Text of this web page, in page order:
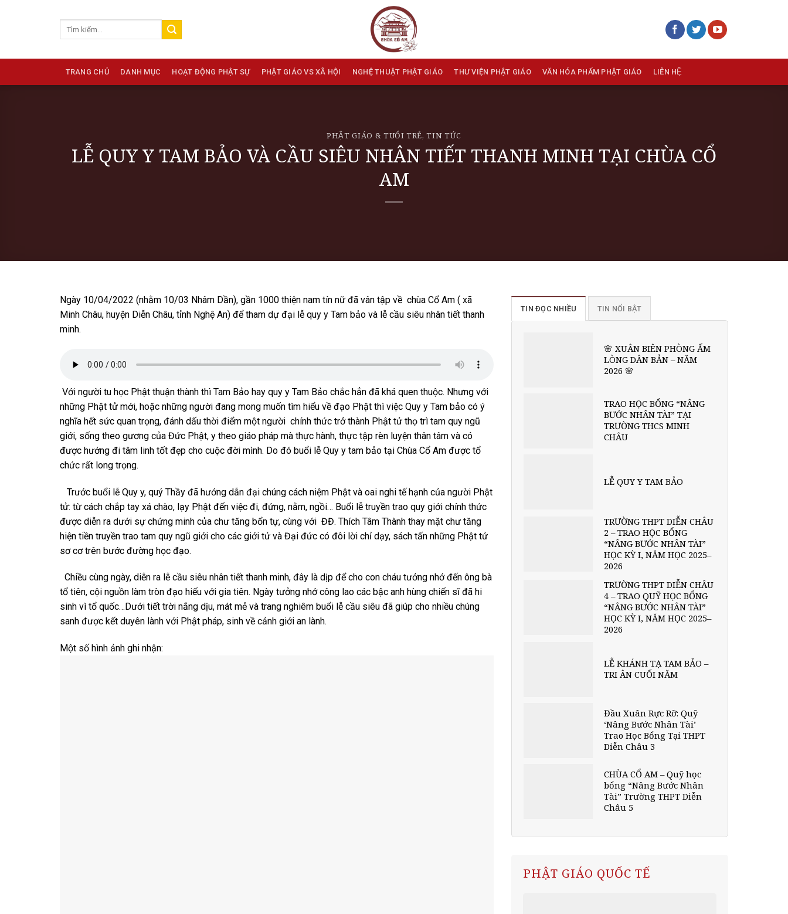
TRANG CHỦ DANH MỤC HOẠT ĐỘNG PHẬT SỰ PHẬT GIÁO VS XÃ HỘI NGHỆ THUẬT PHẬT GIÁO THƯ VIỆN PHẬT GIÁO VĂN HÓA PHẨM PHẬT GIÁO LIÊN HỆ
PHẬT GIÁO & TUỔI TRẺ,TIN TỨC
LỄ QUY Y TAM BẢO VÀ CẦU SIÊU NHÂN TIẾT THANH MINH TẠI CHÙA CỔ
AM
Ngày 10/04/2022 (nhằm 10/03 Nhâm Dần), gần 1000 thiện nam tín nữ đã vân tập về chùa Cổ Am ( xã
Minh Châu, huyện Diễn Châu, tỉnh Nghệ An) để tham dự đại lễ quy y Tam bảo và lễ cầu siêu nhân tiết thanh
minh.
Với người tu học Phật thuận thành thì Tam Bảo hay quy y Tam Bảo chắc hẳn đã khá quen thuộc. Nhưng với
những Phật tử mới, hoặc những người đang mong muốn tìm hiểu về đạo Phật thì việc Quy y Tam bảo có ý
nghĩa hết sức quan trọng, đánh dấu thời điểm một người chính thức trở thành Phật tử thọ trì tam quy ngũ
giới, sống theo gương của Đức Phật, y theo giáo pháp mà thực hành, thực tập rèn luyện thân tâm và có
được hướng đi tâm linh tốt đẹp cho cuộc đời mình. Do đó buổi lễ Quy y tam bảo tại Chùa Cổ Am được tổ
chức rất long trọng.
Trước buổi lễ Quy y, quý Thầy đã hướng dẫn đại chúng cách niệm Phật và oai nghi tế hạnh của người Phật
tử: từ cách chắp tay xá chào, lạy Phật đến việc đi, đứng, nằm, ngồi… Buổi lễ truyền trao quy giới chính thức
được diễn ra dưới sự chứng minh của chư tăng bổn tự, cùng với ĐĐ. Thích Tâm Thành thay mặt chư tăng
hiện tiền truyền trao tam quy ngũ giới cho các giới tử và Đại đức có đôi lời chỉ dạy, sách tấn những Phật tử
sơ cơ trên bước đường học đạo.
Chiều cùng ngày, diễn ra lễ cầu siêu nhân tiết thanh minh, đây là dịp để cho con cháu tưởng nhớ đến ông bà
tổ tiên, cội nguồn làm tròn đạo hiếu với gia tiên. Ngày tưởng nhớ công lao các bậc anh hùng chiến sĩ đã hi
sinh vì tổ quốc…Dưới tiết trời nắng dịu, mát mẻ và trang nghiêm buổi lễ cầu siêu đã giúp cho nhiều chúng
sanh được kết duyên lành với Phật pháp, sinh về cảnh giới an lành.
Một số hình ảnh ghi nhận:
TIN ĐỌC NHIỀU TIN NỔI BẬT
🌸 XUÂN BIÊN PHÒNG ẤM
LÒNG DÂN BẢN – NĂM
2026 🌸
TRAO HỌC BỔNG “NÂNG
BƯỚC NHÂN TÀI” TẠI
TRƯỜNG THCS MINH
CHÂU
LỄ QUY Y TAM BẢO
TRƯỜNG THPT DIỄN CHÂU
2 – TRAO HỌC BỔNG
“NÂNG BƯỚC NHÂN TÀI”
HỌC KỲ I, NĂM HỌC 2025–
2026
TRƯỜNG THPT DIỄN CHÂU
4 – TRAO QUỸ HỌC BỔNG
“NÂNG BƯỚC NHÂN TÀI”
HỌC KỲ I, NĂM HỌC 2025–
2026
LỄ KHÁNH TẠ TAM BẢO –
TRI ÂN CUỐI NĂM
Đầu Xuân Rực Rỡ: Quỹ
‘Nâng Bước Nhân Tài’
Trao Học Bổng Tại THPT
Diễn Châu 3
CHÙA CỔ AM – Quỹ học
bổng “Nâng Bước Nhân
Tài” Trường THPT Diễn
Châu 5
PHẬT GIÁO QUỐC TẾ